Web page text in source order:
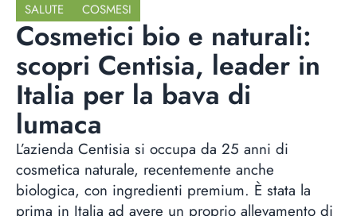
SALUTE COSMESI
Cosmetici bio e naturali:
scopri Centisia, leader in
Italia per la bava di
lumaca
L’azienda Centisia si occupa da 25 anni di
cosmetica naturale, recentemente anche
biologica, con ingredienti premium. È stata la
prima in Italia ad avere un proprio allevamento di